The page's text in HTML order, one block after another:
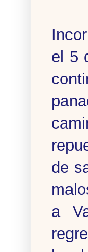
el 5
de
a